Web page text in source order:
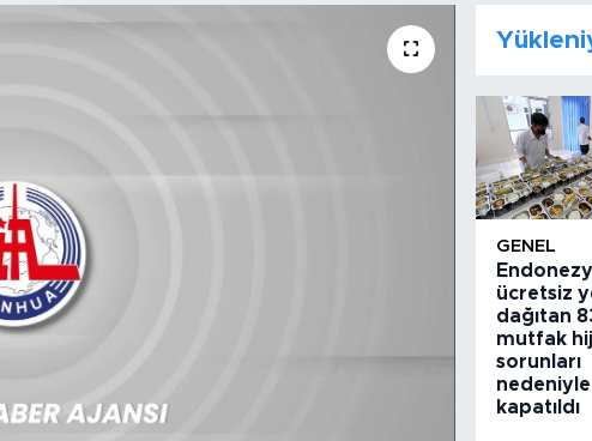
GENEL
ücretsiz
dağıtan
mutfak
sorunları
nedeniyle
kapatıldı